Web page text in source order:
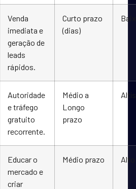
Venda
imediata e
geração de
leads
rápidos.
Curto prazo
(dias)
Autoridade
e tráfego
gratuito
recorrente.
Médio a
Longo
prazo
Educar o
mercado e
criar
Médio prazo Alto